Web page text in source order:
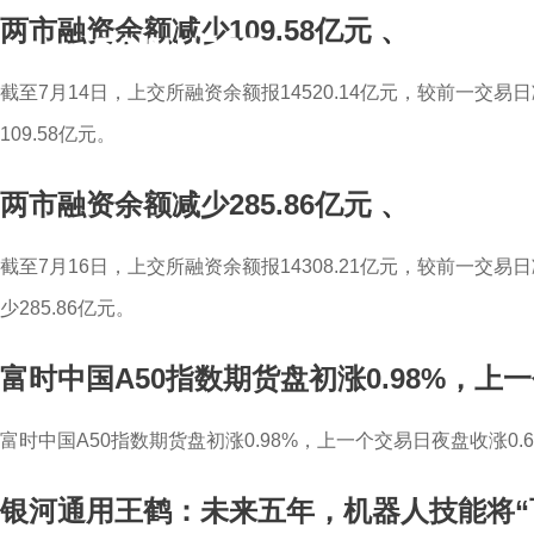
两市融资余额减少109.58亿元 、
截至7月14日，上交所融资余额报14520.14亿元，较前一交易
109.58亿元。
两市融资余额减少285.86亿元 、
截至7月16日，上交所融资余额报14308.21亿元，较前一交易
少285.86亿元。
富时中国A50指数期货盘初涨0.98%，上
富时中国A50指数期货盘初涨0.98%，上一个交易日夜盘收涨
银河通用王鹤：未来五年，机器人技能将